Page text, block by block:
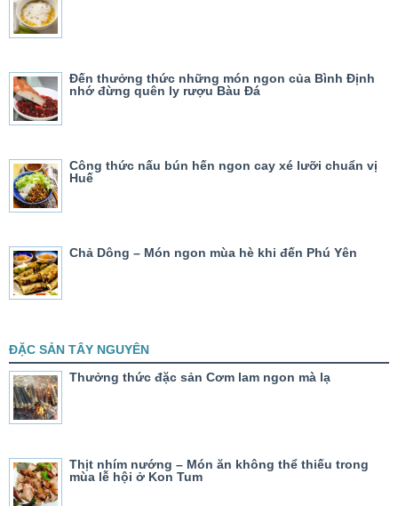
Đến thưởng thức những món ngon của Bình Định
nhớ đừng quên ly rượu Bàu Đá
Công thức nấu bún hến ngon cay xé lưỡi chuẩn vị
Huế
Chả Dông – Món ngon mùa hè khi đến Phú Yên
ĐẶC SẢN TÂY NGUYÊN
Thưởng thức đặc sản Cơm lam ngon mà lạ
Thịt nhím nướng – Món ăn không thể thiếu trong
mùa lễ hội ở Kon Tum